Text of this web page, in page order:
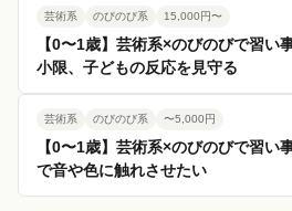
芸術系 のびのび系 15,000円〜
【0〜1歳】芸術系×のびのびで習
小限、子どもの反応を見守る
芸術系 のびのび系 〜5,000円
【0〜1歳】芸術系×のびのびで習
で音や色に触れさせたい